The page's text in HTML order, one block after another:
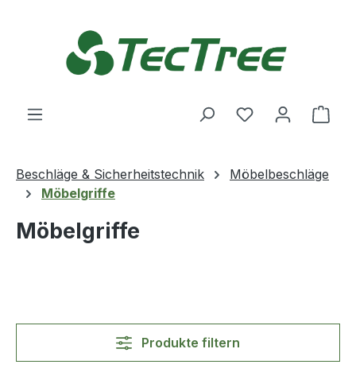
Du hast 0
Beschläge & Sicherheitstechnik
Möbelbeschläge
Möbelgriffe
Möbelgriffe
Produkte filtern